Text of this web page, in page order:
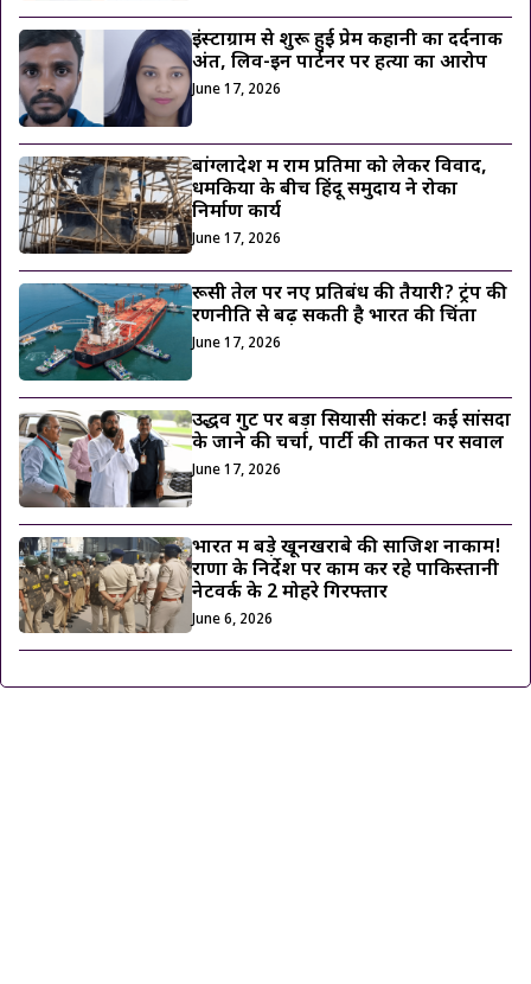
इंस्टाग्राम से शुरू हुई प्रेम कहानी का दर्दनाक
अंत, लिव-इन पार्टनर पर हत्या का आरोप
June 17, 2026
बांग्लादेश में राम प्रतिमा को लेकर विवाद,
धमकियों के बीच हिंदू समुदाय ने रोका
निर्माण कार्य
June 17, 2026
रूसी तेल पर नए प्रतिबंध की तैयारी? ट्रंप की
रणनीति से बढ़ सकती है भारत की चिंता
June 17, 2026
उद्धव गुट पर बड़ा सियासी संकट! कई सांसदों
के जाने की चर्चा, पार्टी की ताकत पर सवाल
June 17, 2026
भारत में बड़े खूनखराबे की साजिश नाकाम!
राणा के निर्देश पर काम कर रहे पाकिस्तानी
नेटवर्क के 2 मोहरे गिरफ्तार
June 6, 2026